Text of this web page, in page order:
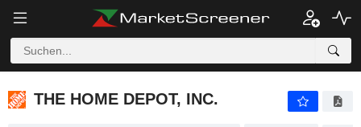
THE HOME DEPOT, INC.
THE HOME DEPOT, INC.